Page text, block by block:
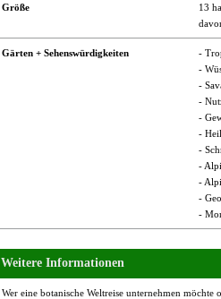
Größe
13
Gärten + Sehenswürdigkeiten
-
-
-
-
-
-
-
-
-
-
-
Weitere Informationen
Wer eine botanische Weltreise unternehmen